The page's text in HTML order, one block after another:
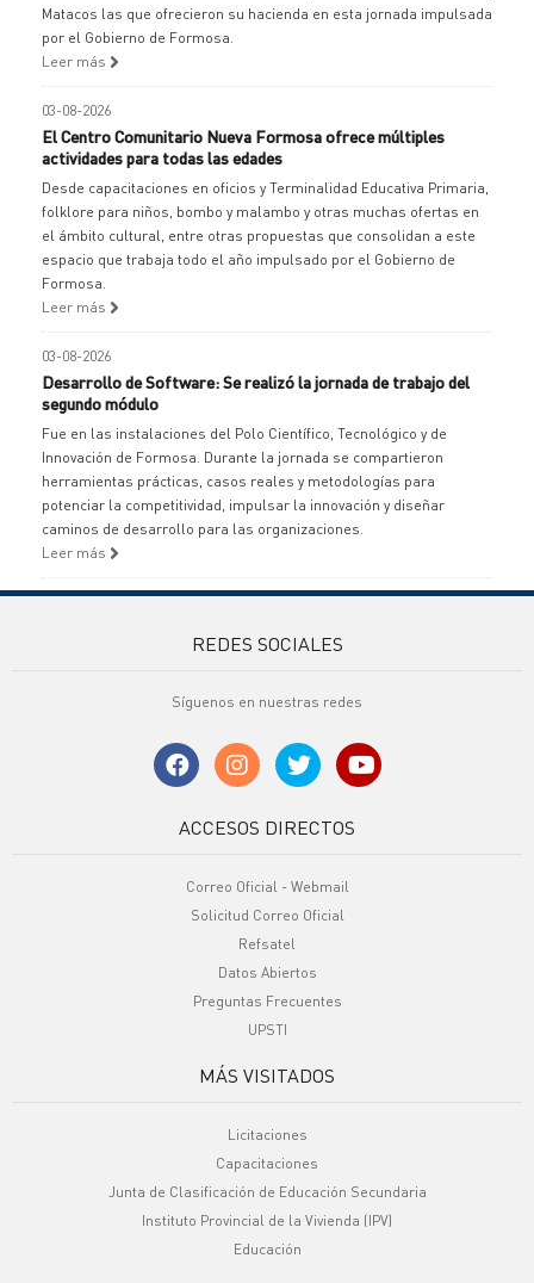
Matacos las que ofrecieron su hacienda en esta jornada impulsada
por el Gobierno de Formosa.
Leer más
03-08-2026
El Centro Comunitario Nueva Formosa ofrece múltiples
actividades para todas las edades
Desde capacitaciones en oficios y Terminalidad Educativa Primaria,
folklore para niños, bombo y malambo y otras muchas ofertas en
el ámbito cultural, entre otras propuestas que consolidan a este
espacio que trabaja todo el año impulsado por el Gobierno de
Formosa.
Leer más
03-08-2026
Desarrollo de Software: Se realizó la jornada de trabajo del
segundo módulo
Fue en las instalaciones del Polo Científico, Tecnológico y de
Innovación de Formosa. Durante la jornada se compartieron
herramientas prácticas, casos reales y metodologías para
potenciar la competitividad, impulsar la innovación y diseñar
caminos de desarrollo para las organizaciones.
Leer más
REDES SOCIALES
Síguenos en nuestras redes
ACCESOS DIRECTOS
Correo Oficial - Webmail
Solicitud Correo Oficial
Refsatel
Datos Abiertos
Preguntas Frecuentes
UPSTI
MÁS VISITADOS
Licitaciones
Capacitaciones
Junta de Clasificación de Educación Secundaria
Instituto Provincial de la Vivienda (IPV)
Educación